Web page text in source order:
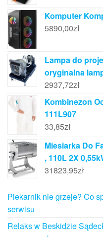
Komputer
5890,00zł
Lampa do
oryginalna
2937,72zł
Kombinezon
111L907
33,85zł
Miesiarka Do
, 110L 2X
31823,95zł
Piekarnik nie grzeje? Co
serwisu
Relaks w Beskidzie